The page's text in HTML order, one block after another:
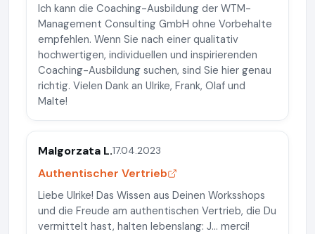
Ich kann die Coaching-Ausbildung der WTM-
Management Consulting GmbH ohne Vorbehalte
empfehlen. Wenn Sie nach einer qualitativ
hochwertigen, individuellen und inspirierenden
Coaching-Ausbildung suchen, sind Sie hier genau
richtig. Vielen Dank an Ulrike, Frank, Olaf und
Malte!
Malgorzata L.17.04.2023
Authentischer Vertrieb
Liebe Ulrike! Das Wissen aus Deinen Worksshops
und die Freude am authentischen Vertrieb, die Du
vermittelt hast, halten lebenslang: J... merci!